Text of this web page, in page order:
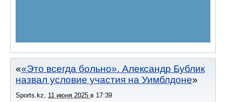
«Это всегда больно». Александр Бублик
назвал условие участия на Уимблдоне
Sports.kz 11 июня 2025 в 17:39